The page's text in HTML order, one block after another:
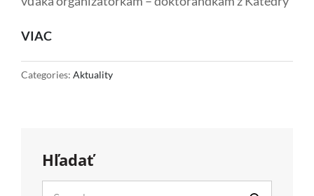
VIACVEDECKÝ
2016
Categories: Aktuality
Hľadať